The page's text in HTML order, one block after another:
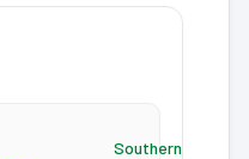
Southern